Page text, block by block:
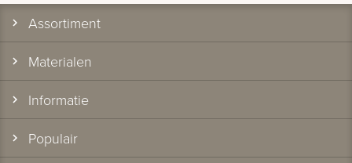
Assortiment
Materialen
Informatie
Populair